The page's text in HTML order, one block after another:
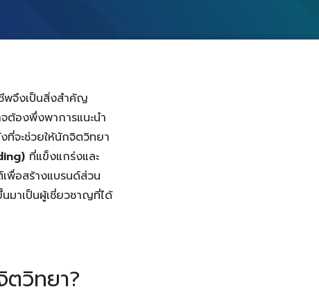
พจึงเป็นสิ่งสำคัญ
ต้องพึ่งพาการแนะนำ
ที่จะช่วยให้นักจิตวิทยา
ที่แข็งแกร่งและ
เพื่อสร้างแบรนด์ส่วน
มาเป็นผู้เชี่ยวชาญที่ได้
วิทยา?